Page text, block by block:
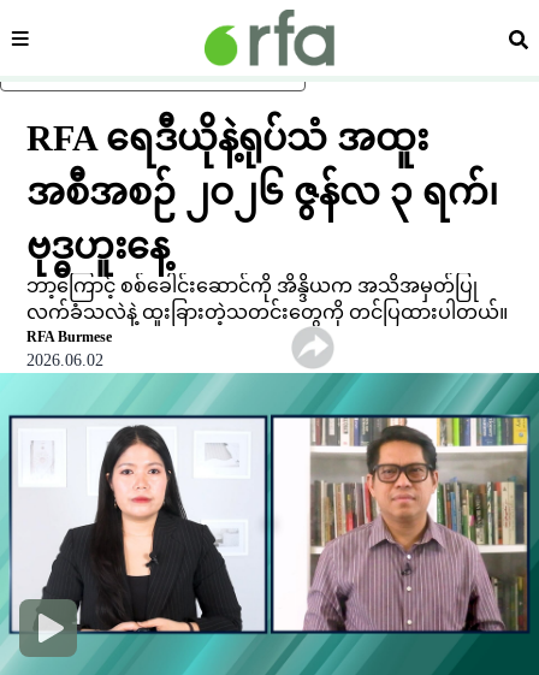
ပင်မအကြောင်းအရာသို့ ကျော်ရန်
ကဏ္ဍ ရှာ
RFA ရေဒီယိုနဲ့ရုပ်သံ အထူး
အစီအစဉ် ၂ဝ၂၆ ဇွန်လ ၃ ရက်၊
ဗုဒ္ဓဟူးနေ့
ဘာ့ကြောင့် စစ်ခေါင်းဆောင်ကို အိန္ဒိယက အသိအမှတ်ပြု
လက်ခံသလဲနဲ့ ထူးခြားတဲ့သတင်းတွေကို တင်ပြထားပါတယ်။
RFA Burmese
2026.06.02